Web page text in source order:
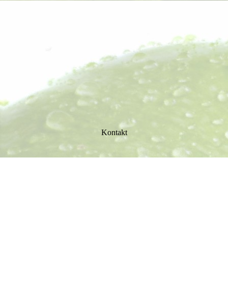
Kontakt